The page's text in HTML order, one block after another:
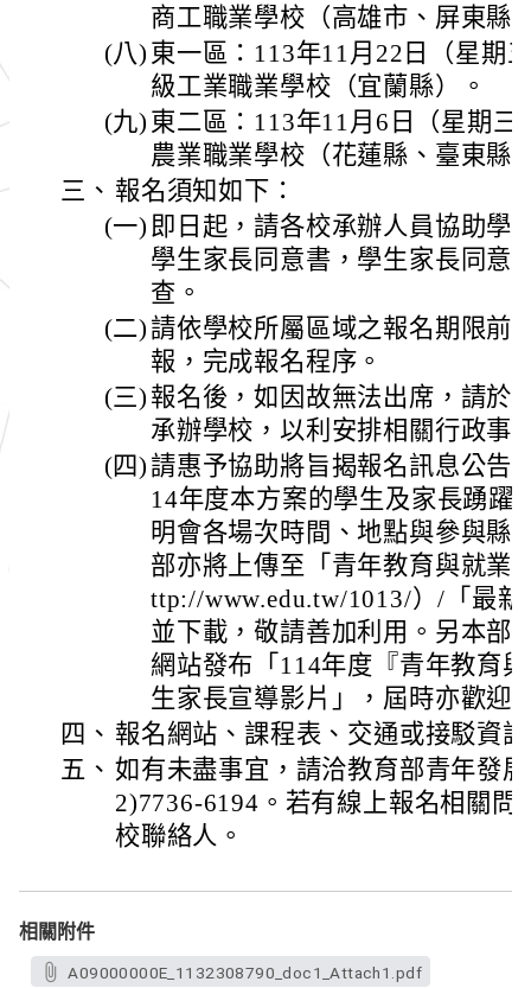
商工職業學校（高雄市、屏東縣
(八) 東一區：113年11月22日（星期
級工業職業學校（宜蘭縣）。
(九) 東二區：113年11月6日（星期三
農業職業學校（花蓮縣、臺東縣
三、 報名須知如下：
(一) 即日起，請各校承辦人員協助學
學生家長同意書，學生家長同意
查。
(二) 請依學校所屬區域之報名期限前
報，完成報名程序。
(三) 報名後，如因故無法出席，請於
承辦學校，以利安排相關行政事
(四) 請惠予協助將旨揭報名訊息公告
14年度本方案的學生及家長踴躍
明會各場次時間、地點與參與縣
部亦將上傳至「青年教育與就業
ttp://www.edu.tw/1013/）/「最
並下載，敬請善加利用。另本部
網站發布「114年度『青年教育
生家長宣導影片」，屆時亦歡迎
四、 報名網站、課程表、交通或接駁資
五、 如有未盡事宜，請洽教育部青年發
2)7736-6194。若有線上報名相關問
校聯絡人。
相關附件
A09000000E_1132308790_doc1_Attach1.pdf